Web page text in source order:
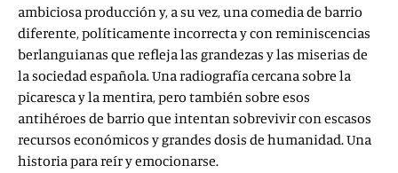
ambiciosa producción y, a su vez, una comedia de barrio
diferente, políticamente incorrecta y con reminiscencias
berlanguianas que refleja las grandezas y las miserias de
la sociedad española. Una radiografía cercana sobre la
picaresca y la mentira, pero también sobre esos
antihéroes de barrio que intentan sobrevivir con escasos
recursos económicos y grandes dosis de humanidad. Una
historia para reír y emocionarse.